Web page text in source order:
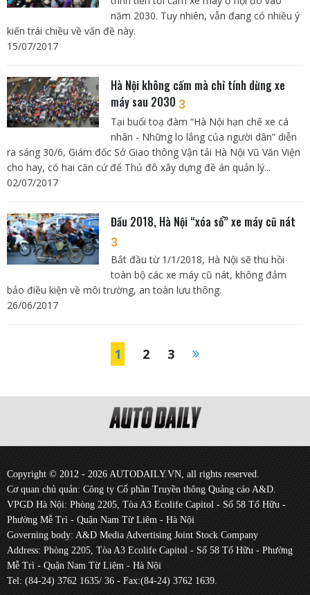
năm 2030. Tuy nhiên, vẫn đang có nhiều ý
kiến trái chiều về vấn đề này.
15/07/2017
Hà Nội không cấm mà chỉ tính dừng xe
máy sau 2030 3
Tại buổi toạ đàm “Hà Nội hạn chế xe cá
nhân - Những lo lắng của người dân” diễn
ra sáng 30/6, Giám đốc Sở Giao thông Vận tải Hà Nội Vũ Văn Viện
cho hay, có hai căn cứ để Thủ đô xây dựng đề án quản lý...
02/07/2017
Đầu 2018, Hà Nội “xóa sổ” xe máy cũ nát
3
Bắt đầu từ 1/1/2018, Hà Nội sẽ thu hồi
toàn bộ các xe máy cũ nát, không đảm
bảo điều kiện về môi trường, an toàn lưu thông.
26/06/2017
1 2 3
Copyright © 2012 - 2026 AUTODAILY.VN, all rights reserved.
Cơ quan chủ quản: Công ty Cổ phần Truyền thông Quảng cáo A&D.
VPGD Hà Nội: Phòng 2205, Tòa A3 Ecolife Capitol - Số 58 Tố Hữu -
Phường Mễ Trì - Quận Nam Từ Liêm - Hà Nội
Governing body: A&D Media Advertising Joint Stock Company
Address: Phòng 2205, Tòa A3 Ecolife Capitol - Số 58 Tố Hữu - Phường
Mễ Trì - Quận Nam Từ Liêm - Hà Nội
Tel: (84-24) 3762 1635/ 36 - Fax:(84-24) 3762 1639.